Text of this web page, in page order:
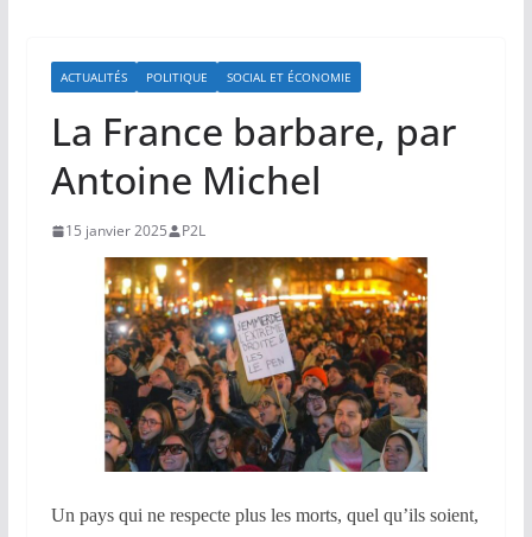
ACTUALITÉS POLITIQUE SOCIAL ET ÉCONOMIE
La France barbare, par
Antoine Michel
15 janvier 2025 P2L
Un pays qui ne respecte plus les morts, quel qu’ils soient,